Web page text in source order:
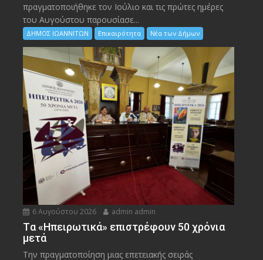
πραγματοποιήθηκε τον Ιούλιο και τις πρώτες ημέρες
του Αυγούστου παρουσίασε...
ΔΗΜΟΣ ΙΩΑΝΝΙΤΩΝ Επικαιρότητα Νέα των Δήμων
6 Αυγούστου 2026 admin admin
Tα «Ηπειρωτικά» επιστρέφουν 50 χρόνια
μετά
Την πραγματοποίηση μιας επετειακής σειράς